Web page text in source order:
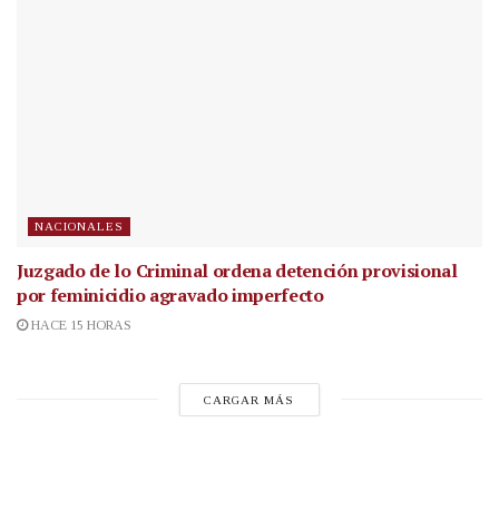
NACIONALES
Juzgado de lo Criminal ordena detención provisional
por feminicidio agravado imperfecto
HACE 15 HORAS
CARGAR MÁS